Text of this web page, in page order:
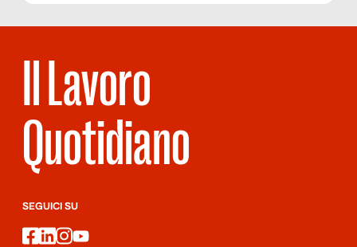
Il Lavoro
Quotidiano
SEGUICI SU
facebook
linkedin
instagram
youtube